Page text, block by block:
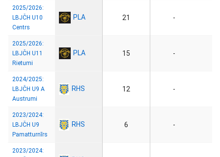
2025/2026:
LBJČH U10
Centrs
PLA 21 -
2025/2026:
LBJČH U11
Rietumi
PLA 15 -
2024/2025:
LBJČH U9 A
Austrumi
RHS 12 -
2023/2024:
LBJČH U9
Pamatturnīrs
RHS 6 -
2023/2024: